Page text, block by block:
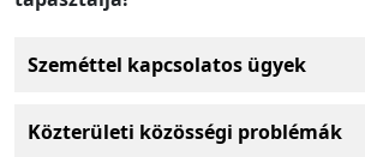
Szeméttel kapcsolatos ügyek
Közterületi közösségi problémák